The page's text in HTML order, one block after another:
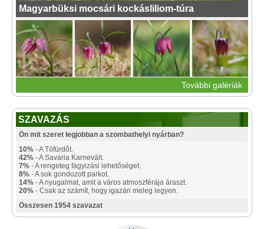
Magyarbüksi mocsári kockásliliom-túra
További galériák
SZAVAZÁS
Ön mit szeret legjobban a szombathelyi nyárban?
10% - A Tófürdőt.
42% - A Savaria Karnevált.
7% - A rengeteg fagyizási lehetőséget.
8% - A sok gondozott parkot.
14% - A nyugalmat, amit a város atmoszférája áraszt.
20% - Csak az számít, hogy igazán meleg legyen.
Összesen 1954 szavazat